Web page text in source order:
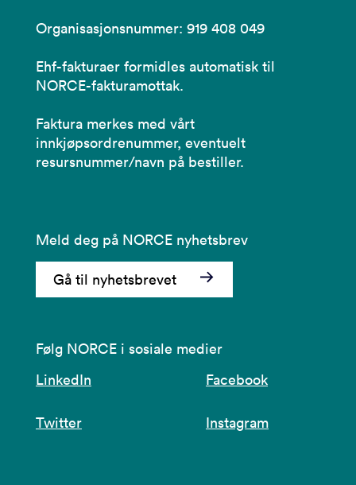
Organisasjonsnummer: 919 408 049
Ehf-fakturaer formidles automatisk til
NORCE-fakturamottak.
Faktura merkes med vårt
innkjøpsordrenummer, eventuelt
resursnummer/navn på bestiller.
Meld deg på NORCE nyhetsbrev
Gå til nyhetsbrevet
Følg NORCE i sosiale medier
LinkedIn
Facebook
Twitter Instagram